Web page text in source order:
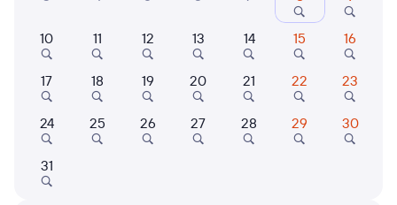
Когда
Кто едет
Найти поезда
10 11 12 13 14 15 16
17 18 19 20 21 22 23
24 25 26 27 28 29 30
31